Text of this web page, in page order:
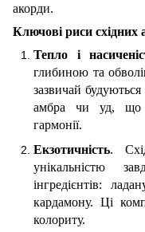
акорди.
Ключові риси східних
Тепло і
глибиною та
зазвичай
амбра чи уд, що
гармонії.
Екзотичність.
унікальністю
інгредієнтів:
кардамону. Ці
колориту.